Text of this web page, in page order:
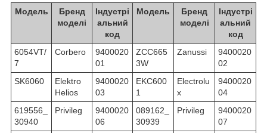
Модель
Бренд
моделі
Індустрі
альний
код
Модель
Бренд
моделі
Індустрі
альний
код
6054VT/
7
Corbero
9400020
01
ZCC665
3W
Zanussi
9400020
02
SK6060
Elektro
Helios
9400020
03
EKC600
1
Electrolu
x
9400020
04
619556_
30940
Privileg
9400020
06
089162_
30939
Privileg
9400020
07